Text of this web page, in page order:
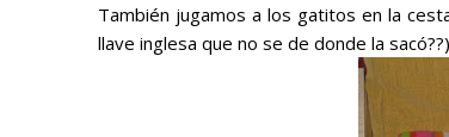
También jugamos a los gatitos en la
llave inglesa que no se de donde la